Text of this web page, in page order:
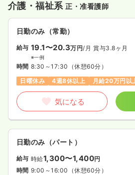
介護・福祉系正・准看護師
日勤のみ（常勤）
給与 19.1〜20.3万円/月 賞与3.8ヶ月
※一例
時間 8:30～17:30 （休憩60分）
日曜休み
4週8休以上 月給20万円以
気になる
日勤のみ（パート）
給与 時給1,300〜1,400円
時間 9:00～16:00 （休憩60分）